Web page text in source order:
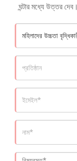
ঘন্টার মধ্যে উত্তর দেব।